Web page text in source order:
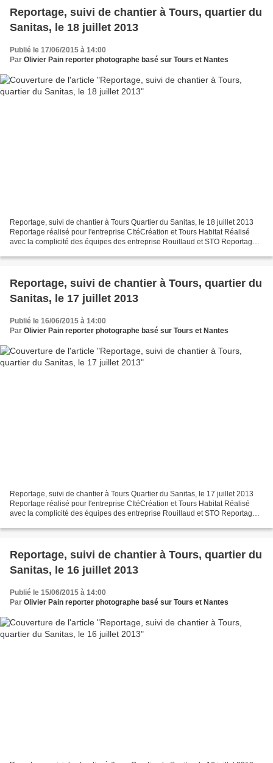
Reportage, suivi de chantier à Tours, quartier du
Sanitas, le 18 juillet 2013
Publié le 17/06/2015 à 14:00
Par Olivier Pain reporter photographe basé sur Tours et Nantes
Reportage, suivi de chantier à Tours Quartier du Sanitas, le 18 juillet 2013
Reportage réalisé pour l'entreprise CItéCréation et Tours Habitat Réalisé
avec la complicité des équipes des entreprise Rouillaud et STO Reportage
Reportage, suivi de chantier à Tours, quartier du
Sanitas, le 17 juillet 2013
Publié le 16/06/2015 à 14:00
Par Olivier Pain reporter photographe basé sur Tours et Nantes
Reportage, suivi de chantier à Tours Quartier du Sanitas, le 17 juillet 2013
Reportage réalisé pour l'entreprise CItéCréation et Tours Habitat Réalisé
avec la complicité des équipes des entreprise Rouillaud et STO Reportage
Reportage, suivi de chantier à Tours, quartier du
Sanitas, le 16 juillet 2013
Publié le 15/06/2015 à 14:00
Par Olivier Pain reporter photographe basé sur Tours et Nantes